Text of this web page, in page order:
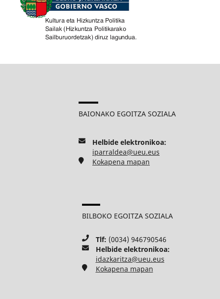
BAIONAKO EGOITZA SOZIALA
Helbide elektronikoa:
iparraldea@ueu.eus
Kokapena mapan
BILBOKO EGOITZA SOZIALA
Tlf: (0034) 946790546
Helbide elektronikoa:
idazkaritza@ueu.eus
Kokapena mapan